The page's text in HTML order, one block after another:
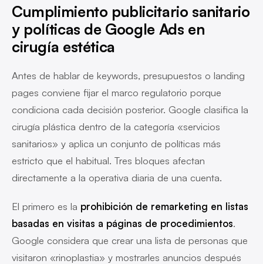
Cumplimiento publicitario sanitario
y políticas de Google Ads en
cirugía estética
Antes de hablar de keywords, presupuestos o landing
pages conviene fijar el marco regulatorio porque
condiciona cada decisión posterior. Google clasifica la
cirugía plástica dentro de la categoría «servicios
sanitarios» y aplica un conjunto de políticas más
estricto que el habitual. Tres bloques afectan
directamente a la operativa diaria de una cuenta.
El primero es la prohibición de remarketing en listas
basadas en visitas a páginas de procedimientos.
Google considera que crear una lista de personas que
visitaron «rinoplastia» y mostrarles anuncios después